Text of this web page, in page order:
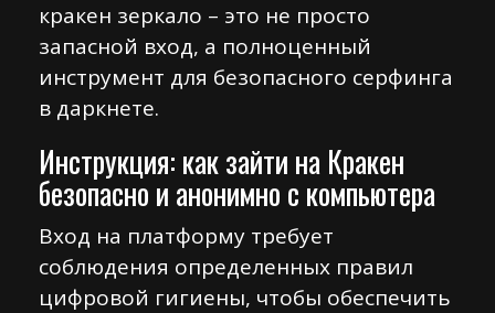
кракен зеркало – это не просто
запасной вход, а полноценный
инструмент для безопасного серфинга
в даркнете.
Инструкция: как зайти на Кракен
безопасно и анонимно с компьютера
Вход на платформу требует
соблюдения определенных правил
цифровой гигиены, чтобы обеспечить